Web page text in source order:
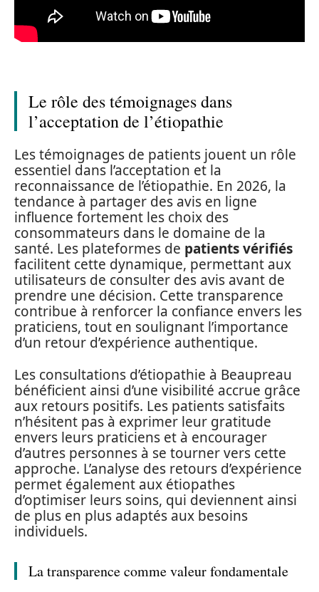
Le rôle des témoignages dans
l’acceptation de l’étiopathie
Les témoignages de patients jouent un rôle
essentiel dans l’acceptation et la
reconnaissance de l’étiopathie. En 2026, la
tendance à partager des avis en ligne
influence fortement les choix des
consommateurs dans le domaine de la
santé. Les plateformes de patients vérifiés
facilitent cette dynamique, permettant aux
utilisateurs de consulter des avis avant de
prendre une décision. Cette transparence
contribue à renforcer la confiance envers les
praticiens, tout en soulignant l’importance
d’un retour d’expérience authentique.
Les consultations d’étiopathie à Beaupreau
bénéficient ainsi d’une visibilité accrue grâce
aux retours positifs. Les patients satisfaits
n’hésitent pas à exprimer leur gratitude
envers leurs praticiens et à encourager
d’autres personnes à se tourner vers cette
approche. L’analyse des retours d’expérience
permet également aux étiopathes
d’optimiser leurs soins, qui deviennent ainsi
de plus en plus adaptés aux besoins
individuels.
La transparence comme valeur fondamentale